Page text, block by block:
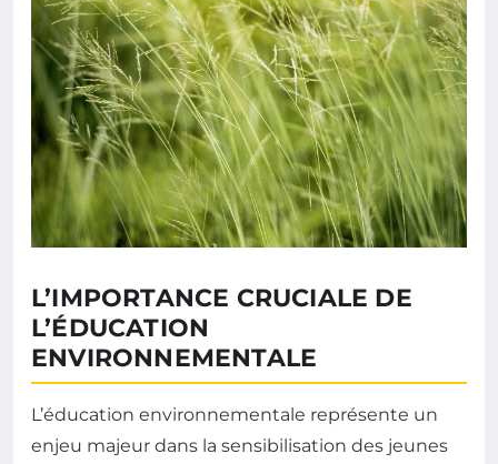
L’IMPORTANCE CRUCIALE DE
L’ÉDUCATION
ENVIRONNEMENTALE
L’éducation environnementale représente un
enjeu majeur dans la sensibilisation des jeunes